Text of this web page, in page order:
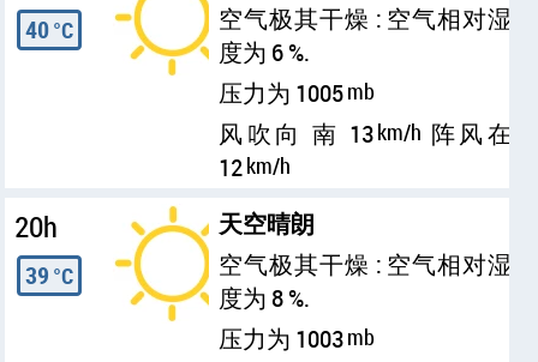
40°C
空气极其干燥 : 空气相对湿
度为 6 %.
压力为 1005mb
风吹向 南 13km/h 阵风在
12km/h
20h
39 °C
天空晴朗
空气极其干燥 : 空气相对湿
度为 8 %.
压力为 1003mb